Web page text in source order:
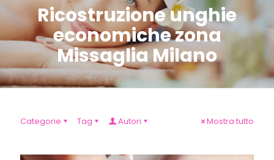
Ricostruzione unghie
economiche zona
Missaglia Milano
Categorie Tag Autori Mostra tutto